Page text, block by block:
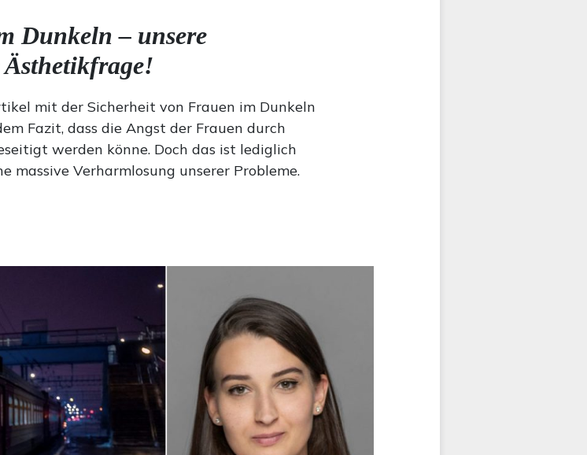
Dunkeln – unsere
mit der Sicherheit von Frauen im Dunkeln
Fazit, dass die Angst der Frauen durch
werden könne. Doch das ist lediglich
massive Verharmlosung unserer Probleme.